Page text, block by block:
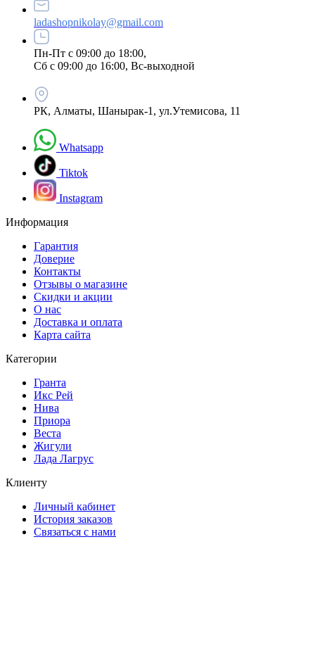
ladashopnikolay@gmail.com
Пн-Пт с 09:00 до 18:00,
Сб с 09:00 до 16:00, Вс-выходной
РК, Алматы, Шанырак-1, ул.Утемисова, 11
Whatsapp
Tiktok
Instagram
Информация
Гарантия
Доверие
Контакты
Отзывы о магазине
Скидки и акции
О нас
Доставка и оплата
Карта сайта
Категории
Гранта
Икс Рей
Нива
Приора
Веста
Жигули
Лада Лагрус
Клиенту
Личный кабинет
История заказов
Связаться с нами